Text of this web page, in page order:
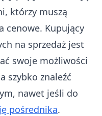
którzy muszą
cenowe. Kupujący
na sprzedaż jest
swoje możliwości
szybko znaleźć
nawet jeśli do
pośrednika.